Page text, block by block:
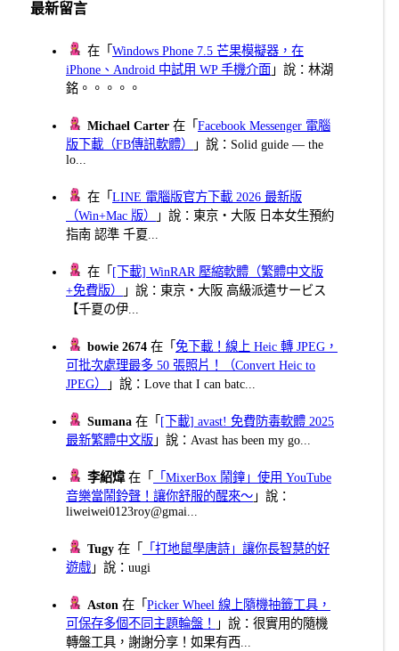
最新留言
在「Windows Phone 7.5 芒果模擬器，在
iPhone、Android 中試用 WP 手機介面 」說：林湖
銘。。。。。
Michael Carter 在「Facebook Messenger 電腦
版下載（FB傳訊軟體）
」說：Solid guide — the
lo...
在「LINE 電腦版官方下載 2026 最新版
（Win+Mac 版）
」說：東京・大阪 日本女生預約
指南 認準 千夏...
在「 [下載] WinRAR 壓縮軟體（繁體中文版
+免費版）
」說：東京・大阪 高級派遣サービス
【千夏の伊...
bowie 2674 在「免下載！線上 Heic 轉 JPEG，
可批次處理最多 50 張照片！（Convert Heic to
JPEG）
」說：Love that I can batc...
Sumana 在「 [下載] avast! 免費防毒軟體 2025
最新繁體中文版 」說：Avast has been my go...
李紹煒在「
「MixerBox 鬧鐘」使用 YouTube
音樂當鬧鈴聲！讓你舒服的醒來～ 」說：
liweiwei0123roy@gmai...
Tugy 在「
「打地鼠學唐詩」讓你長智慧的好
遊戲 」說：uugi
Aston 在「Picker Wheel 線上隨機抽籤工具，
可保存多個不同主題輪盤！
」說：很實用的隨機
轉盤工具，謝謝分享！如果有西...